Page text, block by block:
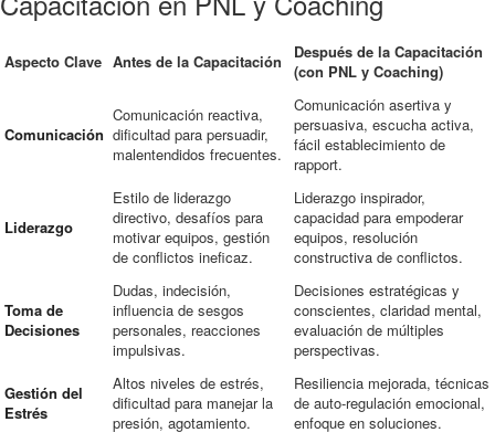
Aspecto Clave Antes de la Capacitación
Después de la Capacitación
(con PNL y Coaching)
Comunicación
Comunicación reactiva,
dificultad para persuadir,
malentendidos frecuentes.
Comunicación asertiva y
persuasiva, escucha activa,
fácil establecimiento de
rapport.
Liderazgo
Estilo de liderazgo
directivo, desafíos para
motivar equipos, gestión
de conflictos ineficaz.
Liderazgo inspirador,
capacidad para empoderar
equipos, resolución
constructiva de conflictos.
Toma de
Decisiones
Dudas, indecisión,
influencia de sesgos
personales, reacciones
impulsivas.
Decisiones estratégicas y
conscientes, claridad mental,
evaluación de múltiples
perspectivas.
Gestión del
Estrés
Altos niveles de estrés,
dificultad para manejar la
presión, agotamiento.
Resiliencia mejorada, técnicas
de auto-regulación emocional,
enfoque en soluciones.